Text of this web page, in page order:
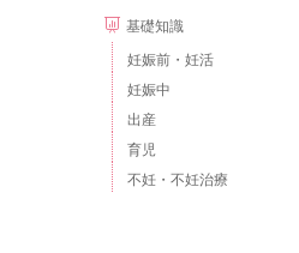
基礎知識
妊娠前・妊活
妊娠中
出産
育児
不妊・不妊治療